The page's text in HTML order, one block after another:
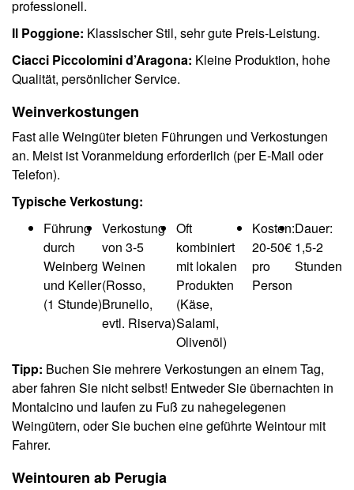
professionell.
Il Poggione: Klassischer Stil, sehr gute Preis-Leistung.
Ciacci Piccolomini d’Aragona: Kleine Produktion, hohe
Qualität, persönlicher Service.
Weinverkostungen
Fast alle Weingüter bieten Führungen und Verkostungen
an. Meist ist Voranmeldung erforderlich (per E-Mail oder
Telefon).
Typische Verkostung:
Führung
durch
Weinberg
und Keller
(1 Stunde)
Verkostung
von 3-5
Weinen
(Rosso,
Brunello,
evtl. Riserva)
Oft
kombiniert
mit lokalen
Produkten
(Käse,
Salami,
Olivenöl)
Kosten:
20-50€
pro
Person
Dauer:
1,5-2
Stunden
Tipp: Buchen Sie mehrere Verkostungen an einem Tag,
aber fahren Sie nicht selbst! Entweder Sie übernachten in
Montalcino und laufen zu Fuß zu nahegelegenen
Weingütern, oder Sie buchen eine geführte Weintour mit
Fahrer.
Weintouren ab Perugia